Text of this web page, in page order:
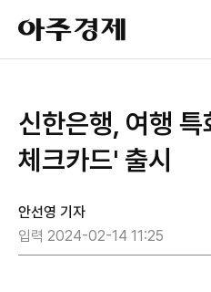
아
주
경
신한은행, 여행
체크카드' 출시
안선영 기자
입력 2024-02-14 11:25